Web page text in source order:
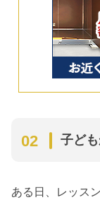
子ど
ある日、レッス